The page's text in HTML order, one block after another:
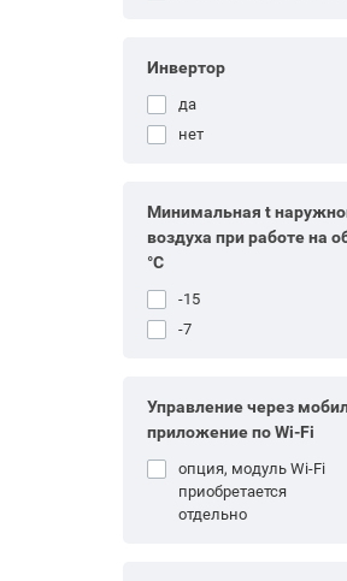
Инвертор
да
нет
Минимальная t
воздуха при работе на
°С
-15
-7
Управление через
приложение по Wi-Fi
опция, модуль Wi-Fi
приобретается
отдельно